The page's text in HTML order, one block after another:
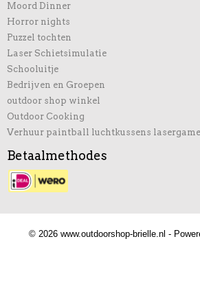
Moord Dinner
Horror nights
Puzzel tochten
Laser Schietsimulatie
Schooluitje
Bedrijven en Groepen
outdoor shop winkel
Outdoor Cooking
Verhuur paintball luchtkussens
Betaalmethodes
© 2026 www.outdoorshop-brielle.nl -